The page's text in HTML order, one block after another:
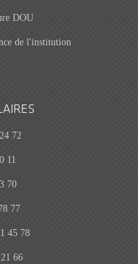
DOU
de l'institution
72
11
70
77
45 78
66